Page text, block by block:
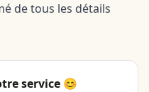
de tous les détails
service 😊